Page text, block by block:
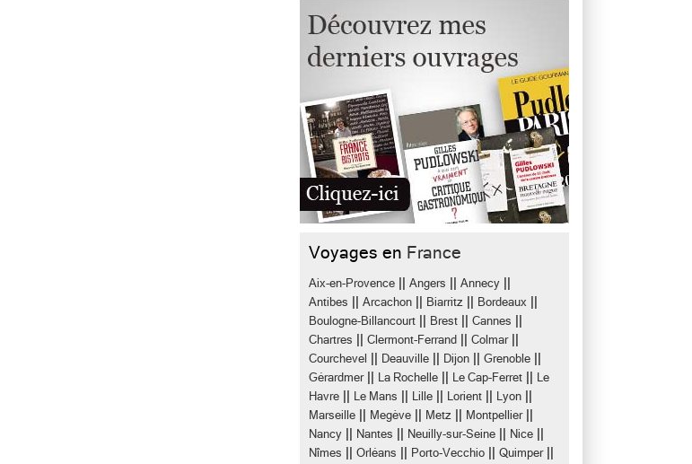
Voyages en France
Aix-en-Provence Angers Annecy
Antibes Arcachon Biarritz Bordeaux
Boulogne-Billancourt Brest Cannes
Chartres Clermont-Ferrand Colmar||
Courchevel Deauville Dijon Grenoble
Gérardmer|| La Rochelle Le Cap-Ferret
Le
Havre
Le Mans Lille Lorient Lyon
Marseille Megève Metz Montpellier||
Nancy Nantes Neuilly-sur-Seine Nice
Nîmes Orléans Porto-Vecchio Quimper||